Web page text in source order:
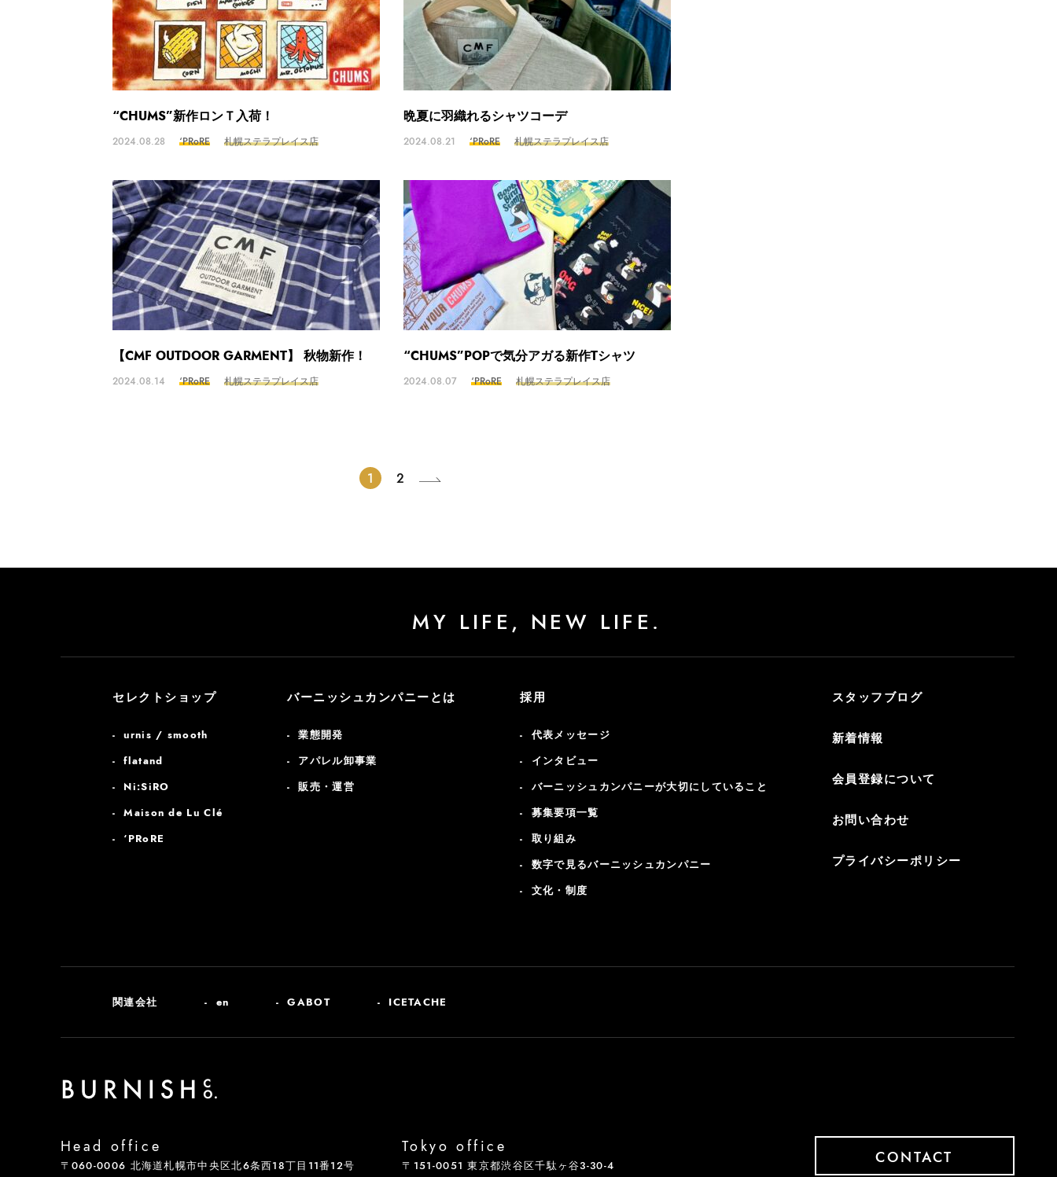
“CHUMS”新作ロンＴ入荷！
2024.08.28 ‘PRoRE 札幌ステラプレイス店
晩夏に羽織れるシャツコーデ
2024.08.21 ‘PRoRE 札幌ステラプレイス店
【CMF OUTDOOR GARMENT】 秋物新作！
2024.08.14 ‘PRoRE 札幌ステラプレイス店
“CHUMS”POPで気分アガる新作Tシャツ
2024.08.07 ‘PRoRE 札幌ステラプレイス店
1 2
MY LIFE, NEW LIFE.
セレクトショップ
urnis / smooth
flatand
Ni:SiRO
Maison de Lu Clé
‘PRoRE
バーニッシュカンパニーとは
業態開発
アパレル卸事業
販売・運営
採用
代表メッセージ
インタビュー
バーニッシュカンパニーが大切にしていること
募集要項一覧
取り組み
数字で見るバーニッシュカンパニー
文化・制度
スタッフブログ
新着情報
会員登録について
お問い合わせ
プライバシーポリシー
関連会社 en GABOT ICETACHE
Head office
〒060-0006 北海道札幌市中央区北6条西18丁目11番12号
Tokyo office
〒151-0051 東京都渋谷区千駄ヶ谷3-30-4 CONTACT